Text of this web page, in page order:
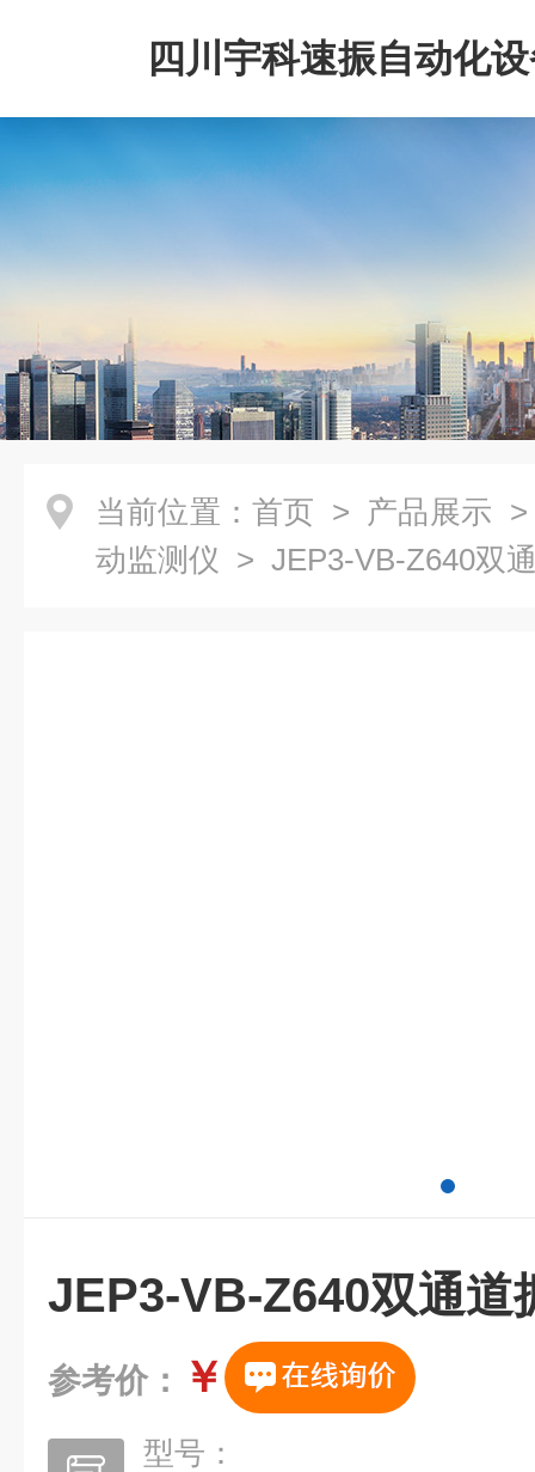
四川宇科速振自动化
公司
当前位置： 首页 > 产品展示
动监测仪 > JEP3-VB-Z640双
JEP3-VB-Z640双通道
参考价： ￥
型号：